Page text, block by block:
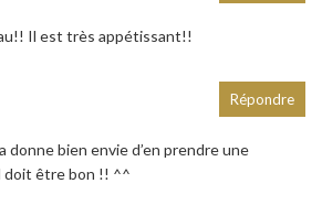
Il est très appétissant!!
donne bien envie d’en prendre une
doit être bon !! ^^
Répondre